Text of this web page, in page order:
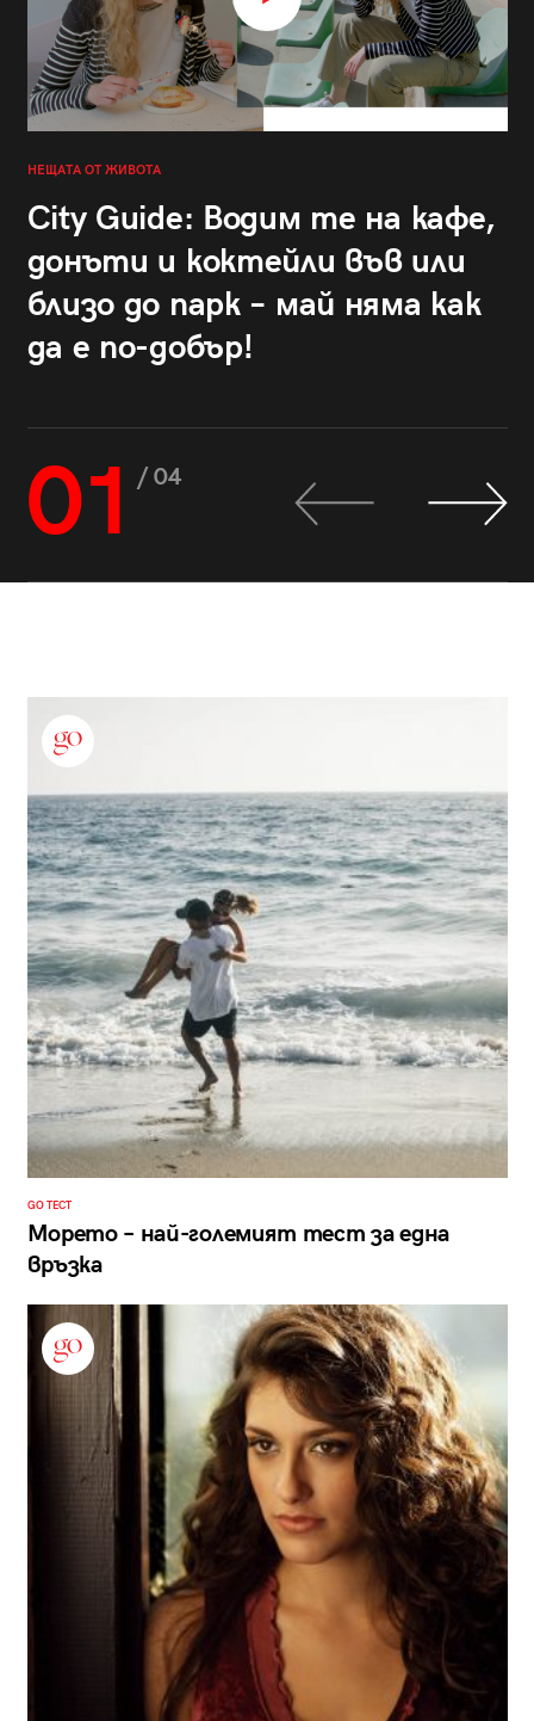
НЕЩАТА ОТ ЖИВОТА
City Guide: Водим те на кафе,
донъти и коктейли във или
близо до парк – май няма как
да е по-добър!
01 / 04
GO ТЕСТ
Морето – най-големият тест за една
връзка